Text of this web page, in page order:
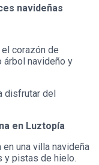
navideñas
corazón de
árbol navideño y
disfrutar del
en Luztopía
una villa navideña
y pistas de hielo.